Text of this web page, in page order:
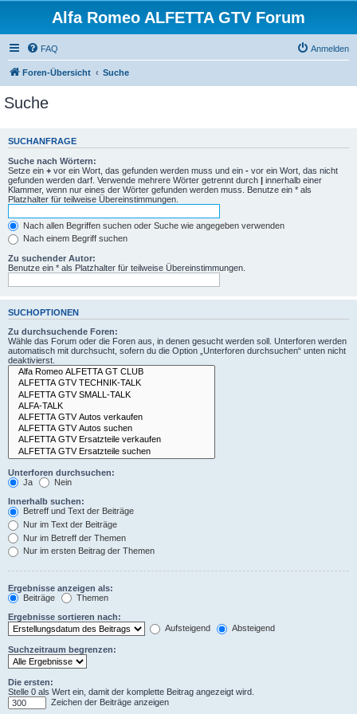
Alfa Romeo ALFETTA GTV Forum
FAQ Anmelden
Foren-Übersicht Suche
Suche
SUCHANFRAGE
Suche nach Wörtern:
Setze ein + vor ein Wort, das gefunden werden muss und ein - vor ein Wort, das nicht
gefunden werden darf. Verwende mehrere Wörter getrennt durch | innerhalb einer
Klammer, wenn nur eines der Wörter gefunden werden muss. Benutze ein * als
Platzhalter für teilweise Übereinstimmungen.
Nach allen Begriffen suchen oder Suche wie angegeben verwenden
Nach einem Begriff suchen
Zu suchender Autor:
Benutze ein * als Platzhalter für teilweise Übereinstimmungen.
SUCHOPTIONEN
Zu durchsuchende Foren:
Wähle das Forum oder die Foren aus, in denen gesucht werden soll. Unterforen werden
automatisch mit durchsucht, sofern du die Option „Unterforen durchsuchen“ unten nicht
deaktivierst.
Unterforen durchsuchen:
Ja
Nein
Innerhalb suchen:
Betreff und Text der Beiträge
Nur im Text der Beiträge
Nur im Betreff der Themen
Nur im ersten Beitrag der Themen
Ergebnisse anzeigen als:
Beiträge
Themen
Ergebnisse sortieren nach:
Aufsteigend
Absteigend
Suchzeitraum begrenzen:
Die ersten:
Stelle 0 als Wert ein, damit der komplette Beitrag angezeigt wird.
Zeichen der Beiträge anzeigen